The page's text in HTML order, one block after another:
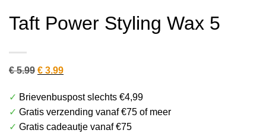
Taft Power Styling Wax 5
€5.99 Oorspronkelijke
was:
€ 5.99.
€ 3.99Huidige
is:
€ 3.99.
✓ Brievenbuspost slechts €4,99
✓ Gratis verzending vanaf €75 of meer
✓ Gratis cadeautje vanaf €75